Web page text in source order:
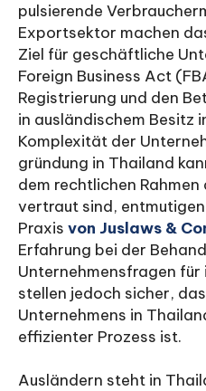
pulsierende
Exportsektor machen
Ziel für geschäftliche
Foreign Business Act
Registrierung und den
in ausländischem Besitz
Komplexität der
gründung in Thailand
dem rechtlichen
vertraut sind,
Praxis von Juslaws &
Erfahrung bei der
Unternehmensfragen
stellen jedoch sicher,
Unternehmens in
effizienter Prozess ist.
Ausländern steht in